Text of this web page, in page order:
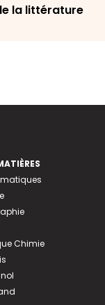
la littérature
Chimie